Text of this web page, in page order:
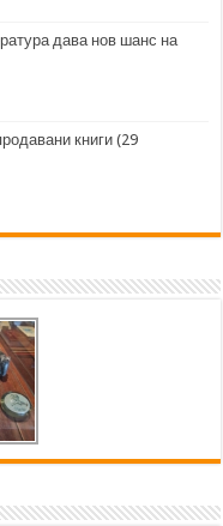
дава нов шанс на
книги (29